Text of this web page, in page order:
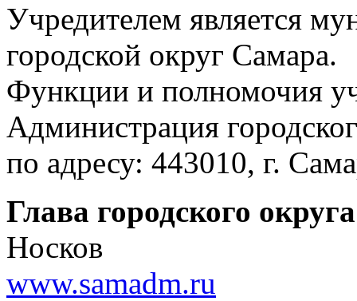
Учредителем является
городской округ Самара.
Функции и полномочия
Администрация
по адресу: 443010, г.
Глава городского
Носков
www.samadm.ru